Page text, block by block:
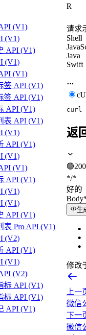
(V1)
(V1)
API (V1)
(V1)
(V1)
签 API (V1)
签 API (V1)
API (V1)
表 API (V1)
(V1)
API (V1)
(V1)
(V1)
API (V1)
(V1)
(V1)
API (V1)
Pro API (V1)
(V2)
API (V1)
(V1)
(V2)
标 API (V1)
标 API (V1)
API (V1)
R
请求
Shell
Java
Swift
curl
返
🟢200
*/*
好的
Body
生
修改
上一
微信
下一
微信